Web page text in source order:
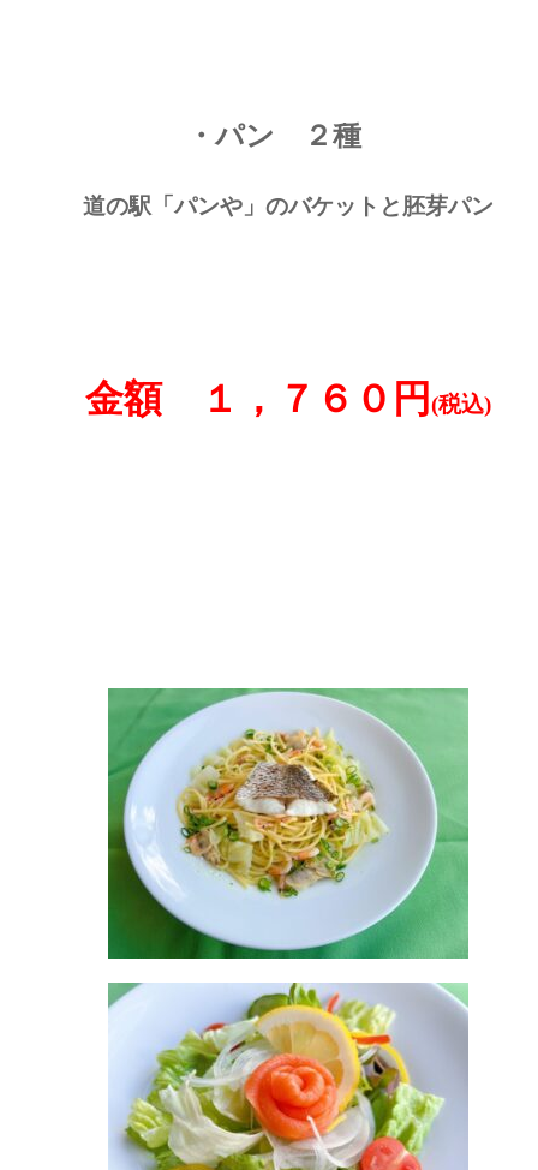
・パン ２種
道の駅「パンや」のバケットと胚芽パン
金額 １，７６０円 (税込)